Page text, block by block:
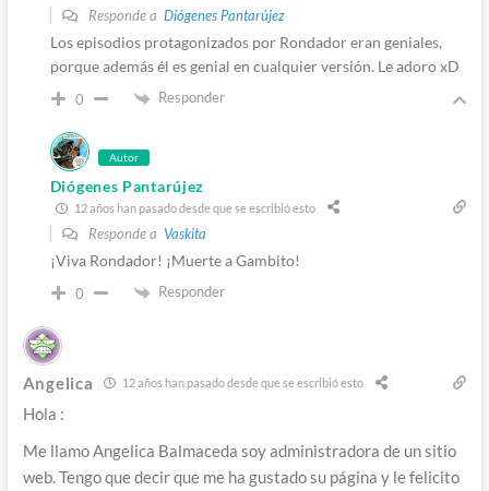
Responde a Diógenes Pantarújez
Los episodios protagonizados por Rondador eran geniales,
porque además él es genial en cualquier versión. Le adoro xD
0 Responder
Autor
Diógenes Pantarújez
12 años han pasado desde que se escribió esto
Responde a Vaskita
¡Viva Rondador! ¡Muerte a Gambito!
0 Responder
Angelica 12 años han pasado desde que se escribió esto
Hola :
Me llamo Angelica Balmaceda soy administradora de un sitio
web. Tengo que decir que me ha gustado su página y le felicito